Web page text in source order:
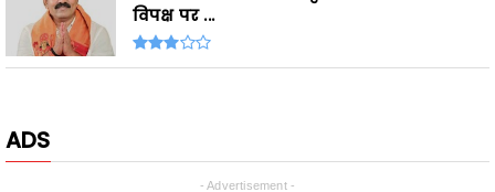
ADS